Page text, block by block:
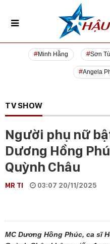
Minh Hằng Sơn
Angela
TV SHOW
Người phụ nữ
Dương Hồng
Quỳnh Châu
MR TI 03:07 20/11/2025
MC Dương Hồng Phúc, ca sĩ